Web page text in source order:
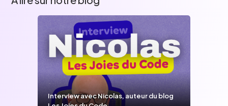
Interview avec Nicolas, auteur du blog